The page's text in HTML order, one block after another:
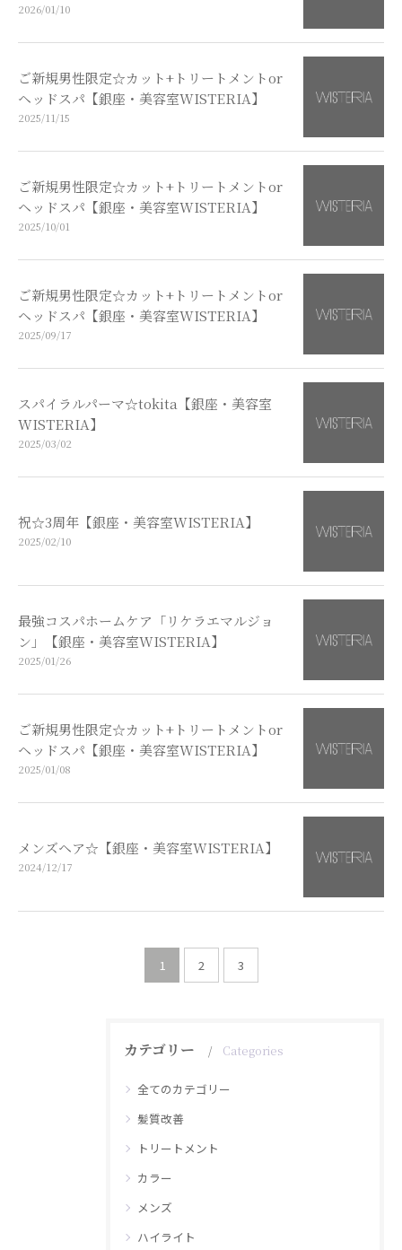
2026/01/10
ご新規男性限定☆カット+トリートメントor
ヘッドスパ【銀座・美容室WISTERIA】
2025/11/15
ご新規男性限定☆カット+トリートメントor
ヘッドスパ【銀座・美容室WISTERIA】
2025/10/01
ご新規男性限定☆カット+トリートメントor
ヘッドスパ【銀座・美容室WISTERIA】
2025/09/17
スパイラルパーマ☆tokita【銀座・美容室
WISTERIA】
2025/03/02
祝☆3周年【銀座・美容室WISTERIA】
2025/02/10
最強コスパホームケア「リケラエマルジョ
ン」【銀座・美容室WISTERIA】
2025/01/26
ご新規男性限定☆カット+トリートメントor
ヘッドスパ【銀座・美容室WISTERIA】
2025/01/08
メンズヘア☆【銀座・美容室WISTERIA】
2024/12/17
1 2 3
カテゴリー Categories
全てのカテゴリー
髪質改善
トリートメント
カラー
メンズ
ハイライト